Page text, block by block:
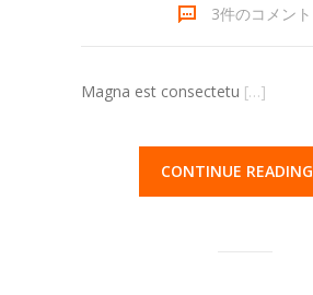
3件のコメント
Magna est consectetu […]
CONTINUE READING